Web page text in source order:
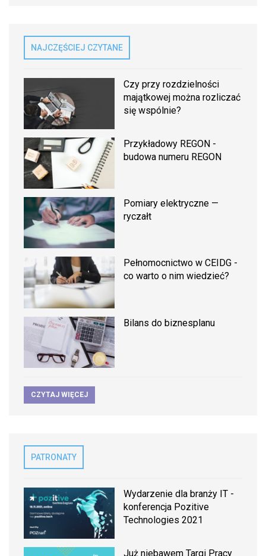
NAJCZĘŚCIEJ CZYTANE
Czy przy rozdzielności
majątkowej można rozliczać
się wspólnie?
Przykładowy REGON -
budowa numeru REGON
Pomiary elektryczne —
ryczałt
Pełnomocnictwo w CEIDG -
co warto o nim wiedzieć?
Bilans do biznesplanu
CZYTAJ WIĘCEJ
PATRONATY
Wydarzenie dla branży IT -
konferencja Pozitive
Technologies 2021
Już niebawem Targi Pracy